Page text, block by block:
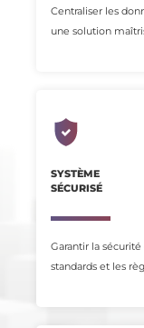
Centraliser les
une solution
SYSTÈME
SÉCURISÉ
Garantir la
standards et les